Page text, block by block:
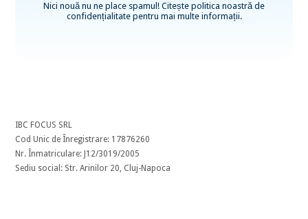
Nici nouă nu ne place spamul! Citește politica noastră de
confidențialitatepentru mai multe informații.
IBC FOCUS SRL
Cod Unic de Înregistrare: 17876260
Nr. Înmatriculare: J12/3019/2005
Sediu social: Str. Arinilor 20, Cluj-Napoca